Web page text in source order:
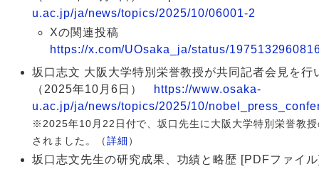
u.ac.jp/ja/news/topics/2025/10/06001-2
Xの関連投稿
https://x.com/UOsaka_ja/status/
坂口志文 大阪大学特別栄誉教授が共同記者会見を行
（2025年10月6日） https://www.osaka-
u.ac.jp/ja/news/topics/2025/10/
※2025年10月22日付で、坂口先生に大阪大学特別栄誉教
されました。（ 詳細 ）
坂口志文先生の研究成果、功績と略歴 [PDFファ